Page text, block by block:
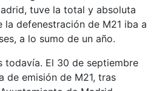
tuve la total y absoluta
defenestración de M21 iba a
a lo sumo de un año.
todavía. El 30 de septiembre
de emisión de M21, tras